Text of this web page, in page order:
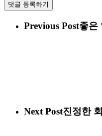
Previous Post좋은
Next Post진정한